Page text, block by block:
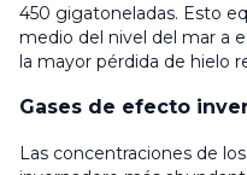
450 gigatoneladas. Esto
medio del nivel del mar a
la mayor pérdida de hielo
Gases de efecto
Las concentraciones de